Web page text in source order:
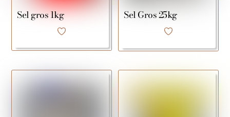
Sel gros 1kg Sel Gros 25kg